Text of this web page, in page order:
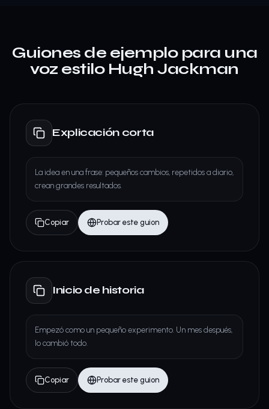
Guiones de ejemplo para una
voz estilo Hugh Jackman
Explicación corta
La idea en una frase: pequeños cambios, repetidos a diario,
crean grandes resultados.
Copiar Probar este guion
Inicio de historia
Empezó como un pequeño experimento. Un mes después,
lo cambió todo.
Copiar Probar este guion